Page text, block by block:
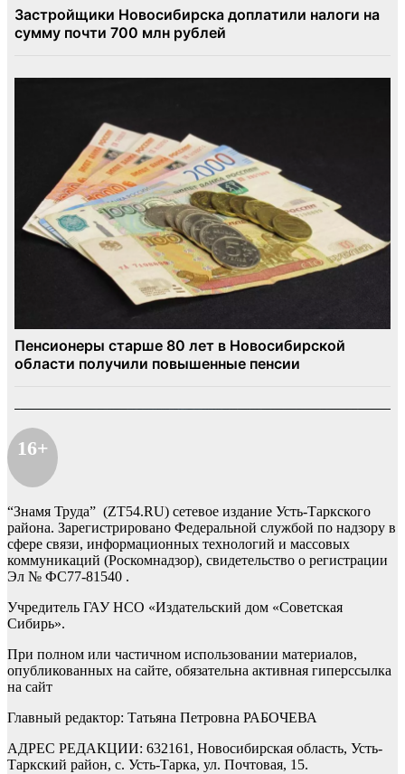
16+
“Знамя Труда” (ZT54.RU) сетевое издание Усть-Таркского
района. Зарегистрировано Федеральной службой по надзору в
сфере связи, информационных технологий и массовых
коммуникаций (Роскомнадзор), свидетельство о регистрации
Эл № ФС77-81540 .
Учредитель ГАУ НСО «Издательский дом «Советская
Сибирь».
При полном или частичном использовании материалов,
опубликованных на сайте, обязательна активная гиперссылка
на сайт
Главный редактор: Татьяна Петровна РАБОЧЕВА
АДРЕС РЕДАКЦИИ: 632161, Новосибирская область, Усть-
Таркский район, с. Усть-Тарка, ул. Почтовая, 15.